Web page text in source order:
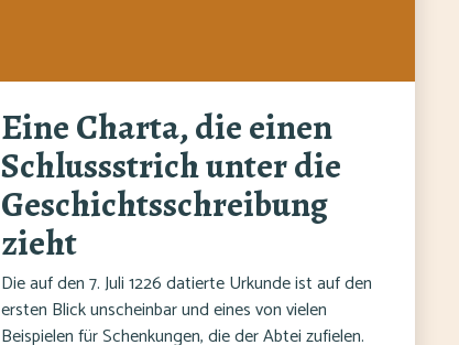
Eine Charta, die einen
Schlussstrich unter die
Geschichtsschreibung
zieht
Die auf den 7. Juli 1226 datierte Urkunde ist auf den
ersten Blick unscheinbar und eines von vielen
Beispielen für Schenkungen, die der Abtei zufielen.